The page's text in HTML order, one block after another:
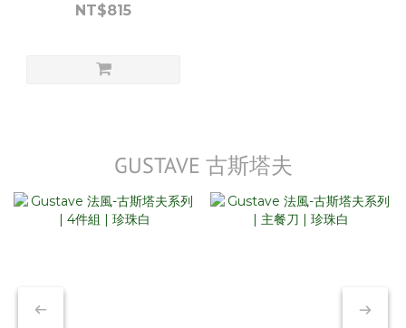
NT$815
GUSTAVE 古斯塔夫